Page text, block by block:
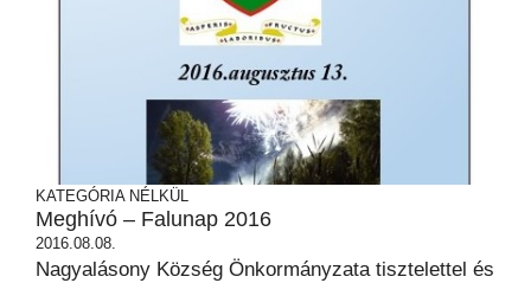
KATEGÓRIA NÉLKÜL
Meghívó – Falunap 2016
2016.08.08.
Nagyalásony Község Önkormányzata tisztelettel és